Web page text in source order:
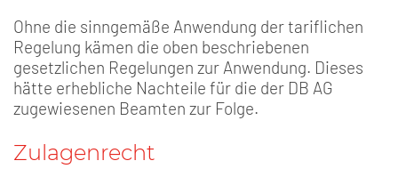
Ohne die sinngemäße Anwendung der tariflichen
Regelung kämen die oben beschriebenen
gesetzlichen Regelungen zur Anwendung. Dieses
hätte erhebliche Nachteile für die der DB AG
zugewiesenen Beamten zur Folge.
Zulagenrecht